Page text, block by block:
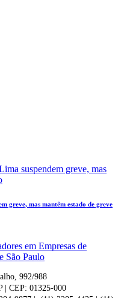
greve, mas mantêm estado de greve
992/988
| CEP: 01325-000